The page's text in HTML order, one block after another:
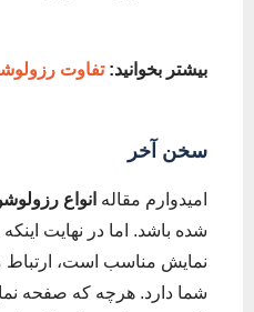
بیشتر بخوانید:تفاوت
سخن آخر
امیدوارم مقاله انواع
شده باشد. اما در نهایت
نمایش مناسب است، ارتباط
شما دارد. هرچه که صفحه